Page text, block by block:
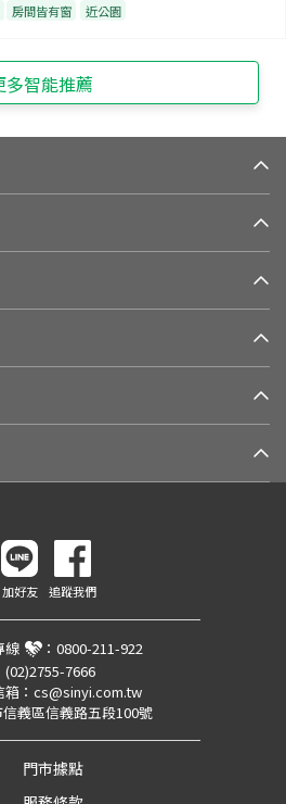
房間皆有窗 近公園
多智能推薦
加好友 追蹤我們
線 ： 0800-211-922
(02)2755-7666
： cs@sinyi.com.tw
義區信義路五段100號
門市據點